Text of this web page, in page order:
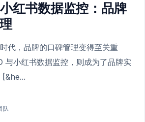
红书数据监控：品牌
代，品牌的口碑管理变得至关重
与小红书数据监控，则成为了品牌实
[&he...
队